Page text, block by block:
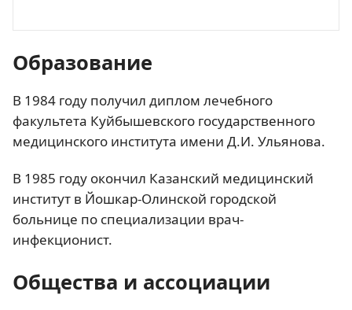
Образование
В 1984 году получил диплом лечебного
факультета Куйбышевского государственного
медицинского института имени Д.И. Ульянова.
В 1985 году окончил Казанский медицинский
институт в Йошкар-Олинской городской
больнице по специализации врач-
инфекционист.
Общества и ассоциации